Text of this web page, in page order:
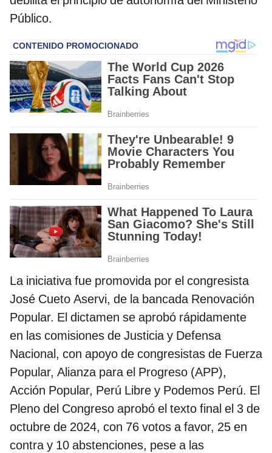
Público.
La iniciativa fue promovida por el congresista
José Cueto Aservi, de la bancada Renovación
Popular. El dictamen se aprobó rápidamente
en las comisiones de Justicia y Defensa
Nacional, con apoyo de congresistas de Fuerza
Popular, Alianza para el Progreso (APP),
Acción Popular, Perú Libre y Podemos Perú. El
Pleno del Congreso aprobó el texto final el 3 de
octubre de 2024, con 76 votos a favor, 25 en
contra y 10 abstenciones, pese a las